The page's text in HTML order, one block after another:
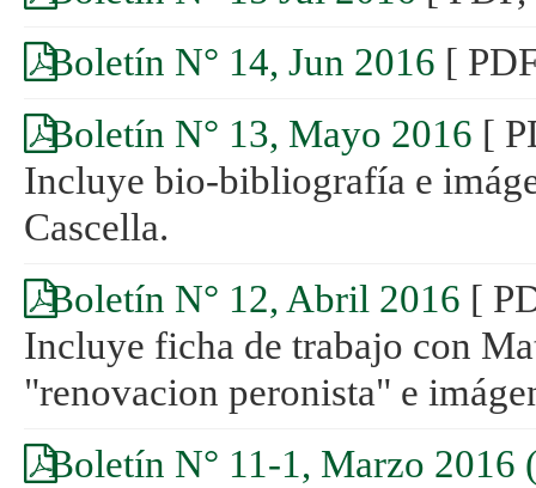
Boletín N° 14, Jun 2016 [
Boletín N° 13, Mayo 2016 [
Incluye bio-bibliografía e
Cascella.
Boletín N° 12, Abril 2016 [
Incluye ficha de trabajo con
"renovacion peronista" e
Boletín N° 11-1, Marzo 2016